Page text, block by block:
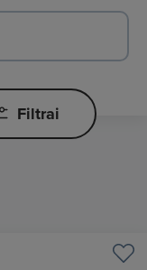
Filtrai